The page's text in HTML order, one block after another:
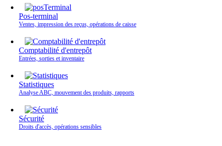
Pos-terminal
Ventes, impression des reçus, opérations de caisse
Comptabilité d'entrepôt
Entrées, sorties et inventaire
Statistiques
Analyse ABC, mouvement des produits, rapports
Sécurité
Droits d'accès, opérations sensibles